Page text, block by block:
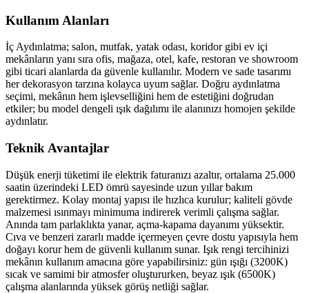
Kullanım Alanları
İç Aydınlatma; salon, mutfak, yatak odası, koridor gibi ev içi
mekânların yanı sıra ofis, mağaza, otel, kafe, restoran ve showroom
gibi ticari alanlarda da güvenle kullanılır. Modern ve sade tasarımı
her dekorasyon tarzına kolayca uyum sağlar. Doğru aydınlatma
seçimi, mekânın hem işlevselliğini hem de estetiğini doğrudan
etkiler; bu model dengeli ışık dağılımı ile alanınızı homojen şekilde
aydınlatır.
Teknik Avantajlar
Düşük enerji tüketimi ile elektrik faturanızı azaltır, ortalama 25.000
saatin üzerindeki LED ömrü sayesinde uzun yıllar bakım
gerektirmez. Kolay montaj yapısı ile hızlıca kurulur; kaliteli gövde
malzemesi ısınmayı minimuma indirerek verimli çalışma sağlar.
Anında tam parlaklıkta yanar, açma-kapama dayanımı yüksektir.
Cıva ve benzeri zararlı madde içermeyen çevre dostu yapısıyla hem
doğayı korur hem de güvenli kullanım sunar. Işık rengi tercihinizi
mekânın kullanım amacına göre yapabilirsiniz: gün ışığı (3200K)
sıcak ve samimi bir atmosfer oluştururken, beyaz ışık (6500K)
çalışma alanlarında yüksek görüş netliği sağlar.